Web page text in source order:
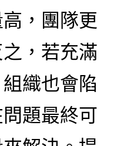
，團隊更
，若充滿
織也會陷
題最終可